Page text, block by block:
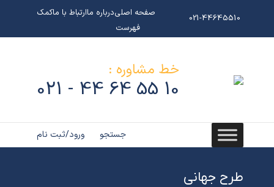
021-44645510 صفحه اصلیدرباره ماارتباط با ماکمک
فهرست
خط مشاوره :
10 55 64 44 - 021
جستجو:
جستجو ورود/ثبت نام
طرح جهانی